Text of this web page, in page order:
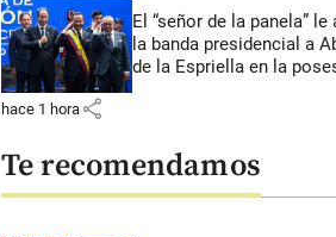
El “señor de la panela” le
la banda presidencial a
de la Espriella en la
hace 1 hora share
Te recomendamos